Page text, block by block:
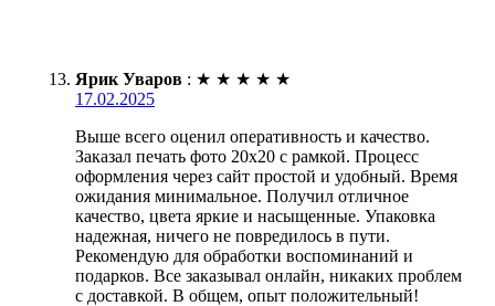
Ярик Уваров : ★ ★ ★ ★ ★
17.02.2025
Выше всего оценил оперативность и качество.
Заказал печать фото 20х20 с рамкой. Процесс
оформления через сайт простой и удобный. Время
ожидания минимальное. Получил отличное
качество, цвета яркие и насыщенные. Упаковка
надежная, ничего не повредилось в пути.
Рекомендую для обработки воспоминаний и
подарков. Все заказывал онлайн, никаких проблем
с доставкой. В общем, опыт положительный!